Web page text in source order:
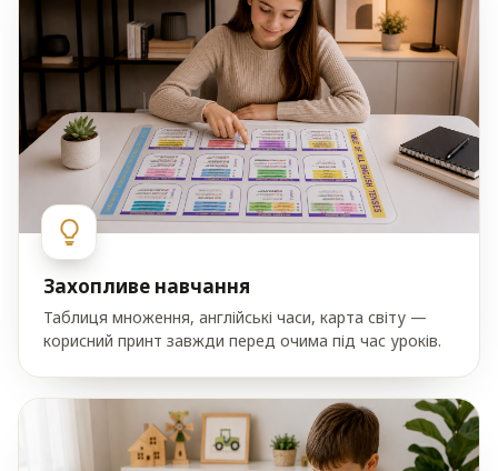
Захопливе навчання
Таблиця множення, англійські часи, карта світу —
корисний принт завжди перед очима під час уроків.